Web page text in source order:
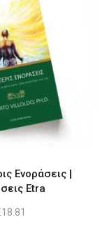
Ενοράσεις |
Etra
18.81